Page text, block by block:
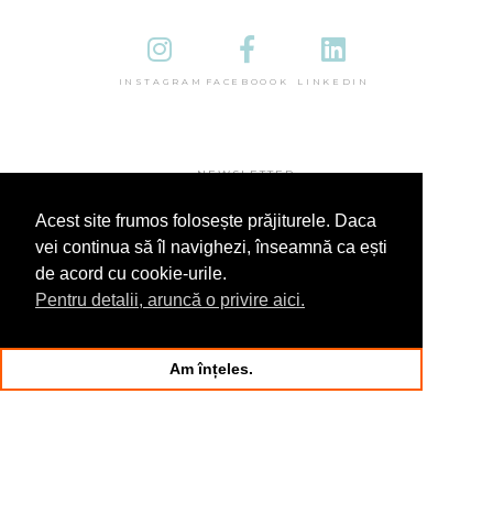
INSTAGRAM FACEBOOOK LINKEDIN
NEWSLETTER
Acest site frumos folosește prăjiturele. Daca
vei continua să îl navighezi, înseamnă ca ești
de acord cu cookie-urile.
Pentru detalii, aruncă o privire aici.
Am înțeles.